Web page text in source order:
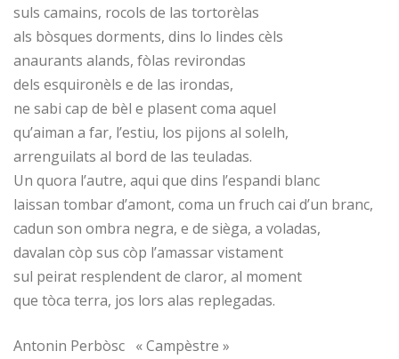
suls camains, rocols de las tortorèlas
als bòsques dorments, dins lo lindes cèls
anaurants alands, fòlas revirondas
dels esquironèls e de las irondas,
ne sabi cap de bèl e plasent coma aquel
qu’aiman a far, l’estiu, los pijons al solelh,
arrenguilats al bord de las teuladas.
Un quora l’autre, aqui que dins l’espandi blanc
laissan tombar d’amont, coma un fruch cai d’un branc,
cadun son ombra negra, e de sièga, a voladas,
davalan còp sus còp l’amassar vistament
sul peirat resplendent de claror, al moment
que tòca terra, jos lors alas replegadas.
Antonin Perbòsc « Campèstre »